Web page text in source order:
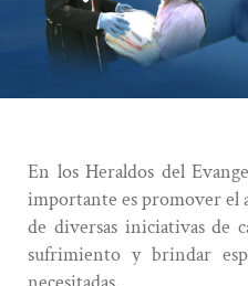
En los Heraldos del
importante es promover el
de diversas iniciativas de
sufrimiento y brindar